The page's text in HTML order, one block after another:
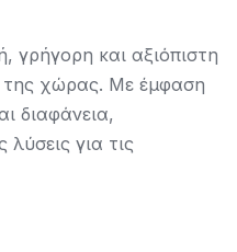
γρήγορη και αξιόπιστη
της χώρας. Με έμφαση
διαφάνεια,
για τις